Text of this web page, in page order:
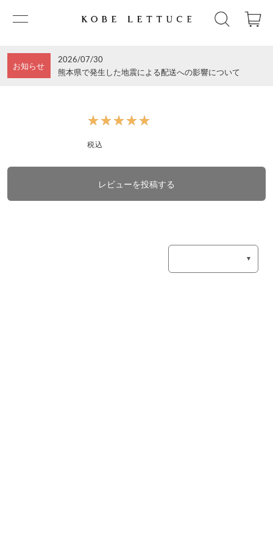
お知らせ
2026/07/30
熊本県で発生した地震による配送への影響について
★★★★★
★★★★★
税込
レビューを投稿する